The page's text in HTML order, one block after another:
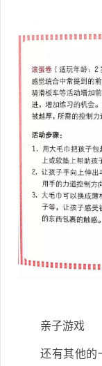
亲子游戏
还有其他的